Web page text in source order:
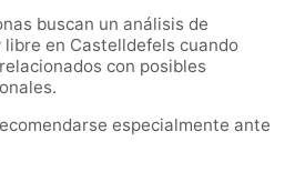
buscan un análisis de
en Castelldefels cuando
con posibles
especialmente ante